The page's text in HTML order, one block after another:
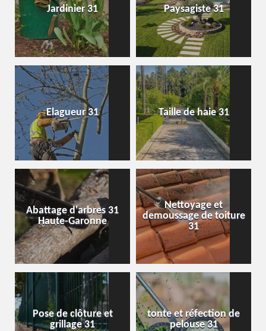
Jardinier 31 Paysagiste 31
Elagueur 31 Taille de haie 31
Abattage d'arbres 31
Haute-Garonne
Nettoyage et
demoussage de toiture
31
Pose de clôture et
grillage 31
tonte et réfection de
pelouse 31